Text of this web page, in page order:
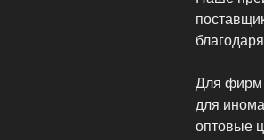
Для фирм
для
оптовые